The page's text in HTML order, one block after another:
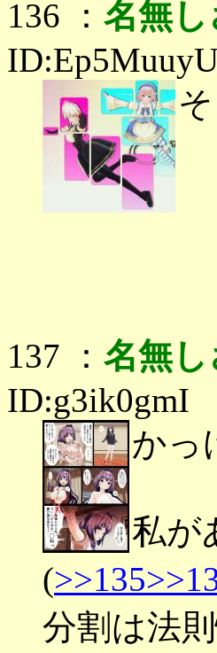
136 ： 名無し
137 ： 名無し
ID:g3ik0gmI
かっ
私が
(>>135
分割は法